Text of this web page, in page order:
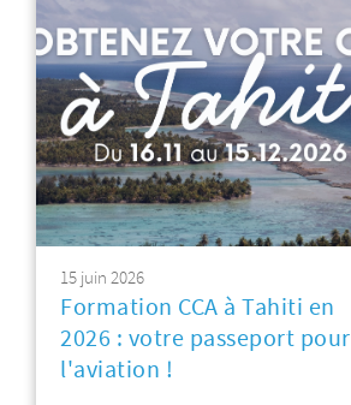
15 juin 2026
Formation CCA à Tahiti en
2026 : votre passeport pour
l'aviation !